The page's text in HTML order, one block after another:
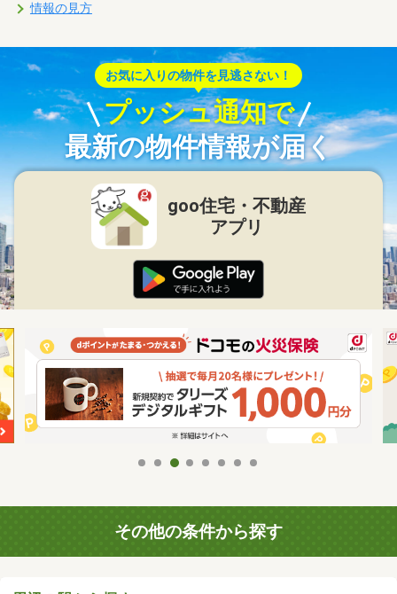
情報の見方
お気に入りの物件を見逃さない！
プッシュ通知で
最新の物件情報が届く
goo住宅・不動産
アプリ
その他の条件から探す